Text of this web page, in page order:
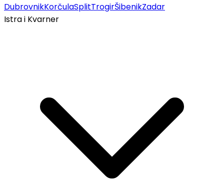
DubrovnikKorčulaSplitTrogirŠibenikZadar
Istra i Kvarner